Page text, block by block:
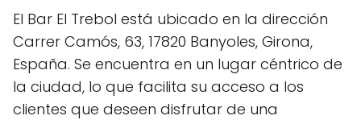
El Bar El Trebol está ubicado en la dirección
Carrer Camós, 63, 17820 Banyoles, Girona,
España. Se encuentra en un lugar céntrico de
la ciudad, lo que facilita su acceso a los
clientes que deseen disfrutar de una